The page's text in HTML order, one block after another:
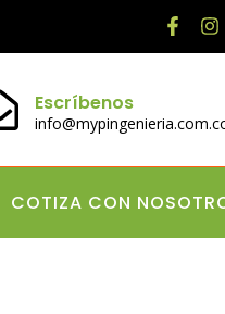
Escríbenos
COTIZA CON